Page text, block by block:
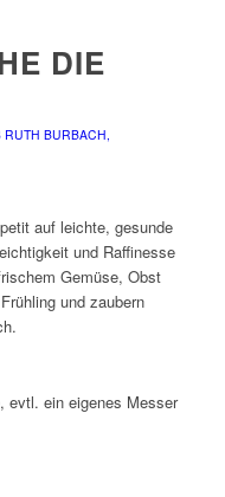
DIE
RUTH BURBACH,
auf leichte, gesunde
und Raffinesse
Gemüse, Obst
und zaubern
evtl. ein eigenes Messer